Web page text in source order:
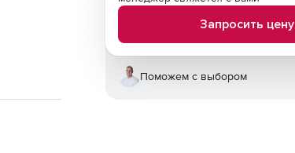
Запросить цену
Поможем с выбором